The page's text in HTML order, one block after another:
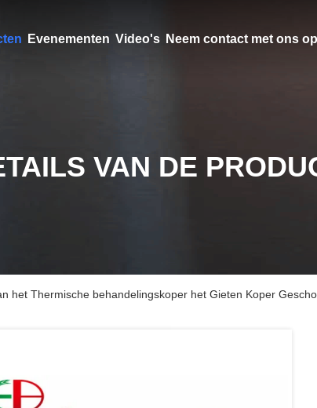
Evenementen Video's Neem contact met ons op
VAN DE
het Thermische behandelingskoper het Gieten Koper